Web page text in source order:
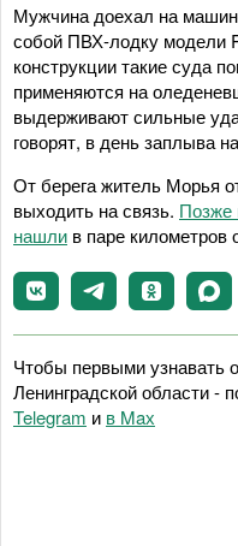
Мужчина доехал на
собой ПВХ-лодку модели
конструкции такие суда
применяются на
выдерживают сильные
говорят, в день заплыва
От берега житель Морья
выходить на связь. Позже
нашли в паре километров
Чтобы первыми узнавать
Ленинградской области -
Telegram и в Maх